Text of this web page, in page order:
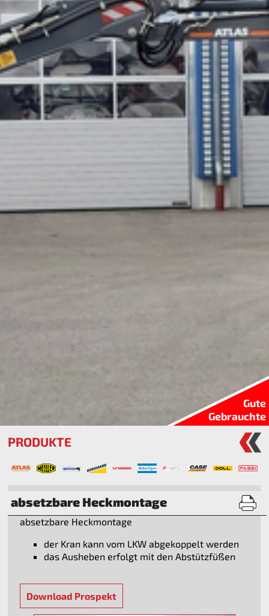
Gute
Gebrauchte
PRODUKTE
absetzbare Heckmontage
absetzbare Heckmontage
der Kran kann vom LKW abgekoppelt werden
das Ausheben erfolgt mit den Abstützfüßen
Download Prospekt